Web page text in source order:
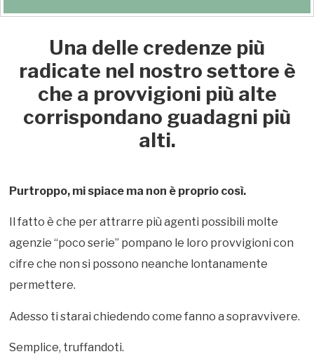
Una delle credenze più
radicate nel nostro settore è
che a provvigioni più alte
corrispondano guadagni più
alti.
Purtroppo, mi spiace ma non è proprio così.
Il fatto è che per attrarre più agenti possibili molte
agenzie “poco serie” pompano le loro provvigioni con
cifre che non si possono neanche lontanamente
permettere.
Adesso ti starai chiedendo come fanno a sopravvivere.
Semplice, truffandoti.